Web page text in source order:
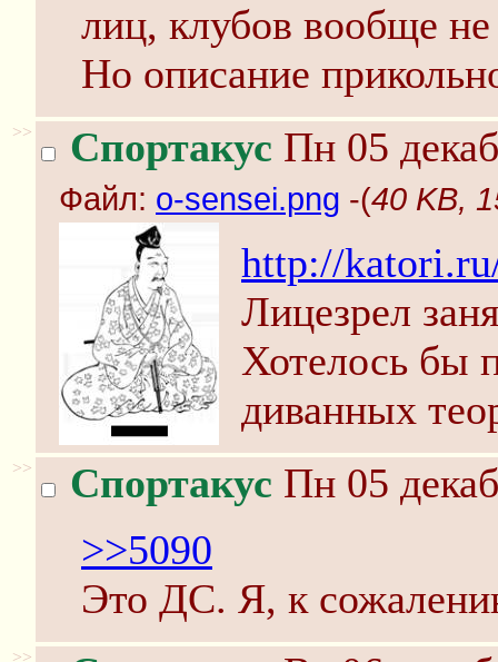
лиц, клубов вообще не
Но описание
>> Спортакус Пн 05
Файл: o-sensei.png -(40 KB,
http://
Лицезрел
Хотелось бы
диванных
>> Спортакус Пн 05
>>5090
Это ДС. Я, к
>>